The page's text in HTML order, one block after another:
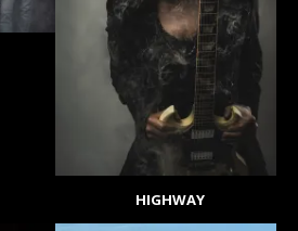
HIGHWAY